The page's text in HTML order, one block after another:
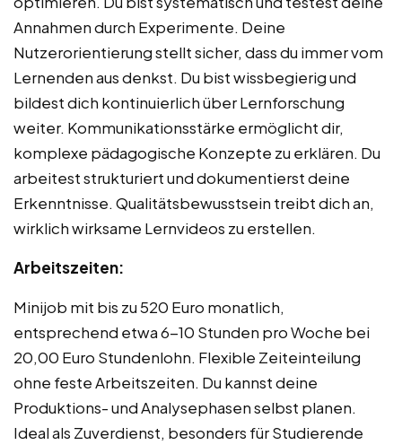
Annahmen durch Experimente. Deine
Nutzerorientierung stellt sicher, dass du immer vom
Lernenden aus denkst. Du bist wissbegierig und
bildest dich kontinuierlich über Lernforschung
weiter. Kommunikationsstärke ermöglicht dir,
komplexe pädagogische Konzepte zu erklären. Du
arbeitest strukturiert und dokumentierst deine
Erkenntnisse. Qualitätsbewusstsein treibt dich an,
wirklich wirksame Lernvideos zu erstellen.
Arbeitszeiten:
Minijob mit bis zu 520 Euro monatlich,
entsprechend etwa 6-10 Stunden pro Woche bei
20,00 Euro Stundenlohn. Flexible Zeiteinteilung
ohne feste Arbeitszeiten. Du kannst deine
Produktions- und Analysephasen selbst planen.
Ideal als Zuverdienst, besonders für Studierende